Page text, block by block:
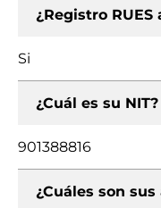
¿Registro RUES
Si
¿Cuál es su NIT?
901388816
¿Cuáles son